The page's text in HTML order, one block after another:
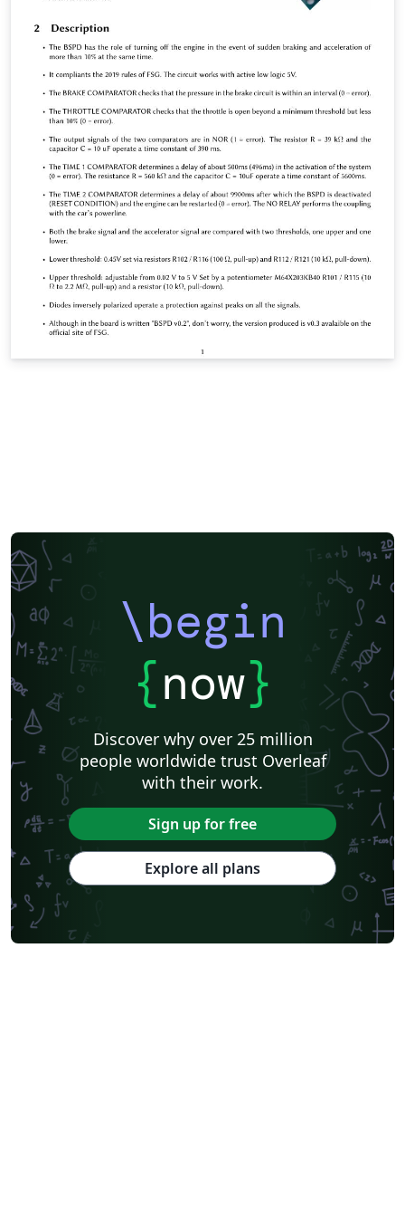
\begin
{now}
Discover why over 25 million
people worldwide trust Overleaf
with their work.
Sign up for free
Explore all plans